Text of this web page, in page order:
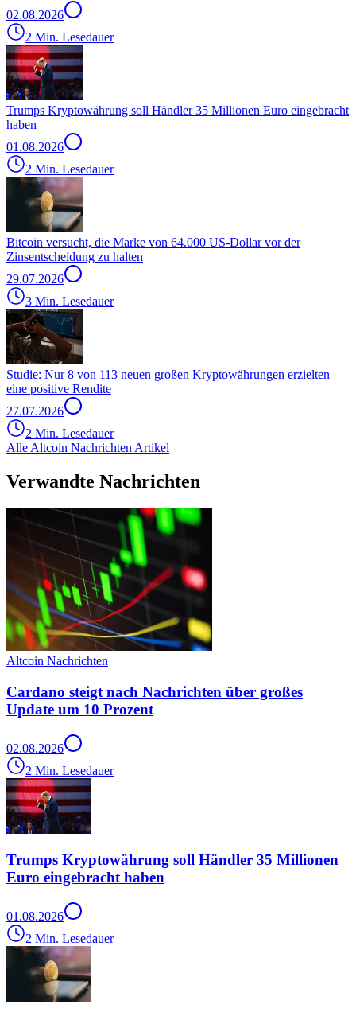
02.08.2026
2 Min. Lesedauer
Trumps Kryptowährung soll Händler 35 Millionen Euro eingebracht
haben
01.08.2026
2 Min. Lesedauer
Bitcoin versucht, die Marke von 64.000 US-Dollar vor der
Zinsentscheidung zu halten
29.07.2026
3 Min. Lesedauer
Studie: Nur 8 von 113 neuen großen Kryptowährungen erzielten
eine positive Rendite
27.07.2026
2 Min. Lesedauer
Alle Altcoin Nachrichten Artikel
Verwandte Nachrichten
Altcoin Nachrichten
Cardano steigt nach Nachrichten über großes
Update um 10 Prozent
02.08.2026
2 Min. Lesedauer
Trumps Kryptowährung soll Händler 35 Millionen
Euro eingebracht haben
01.08.2026
2 Min. Lesedauer